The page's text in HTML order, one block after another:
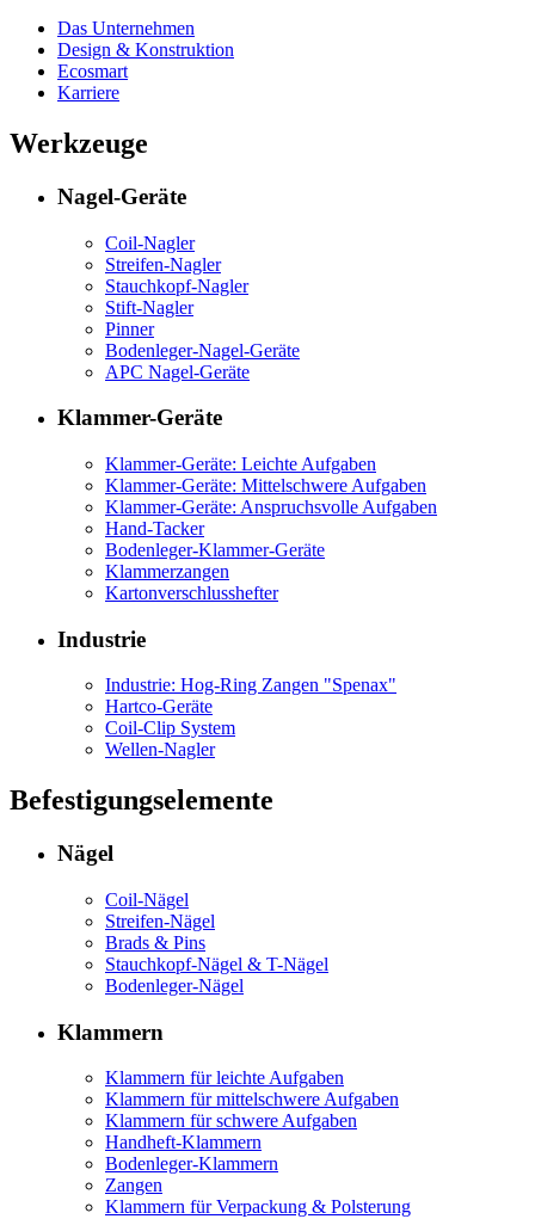
Das Unternehmen
Design & Konstruktion
Ecosmart
Karriere
Werkzeuge
Nagel-Geräte
Coil-Nagler
Streifen-Nagler
Stauchkopf-Nagler
Stift-Nagler
Pinner
Bodenleger-Nagel-Geräte
APC Nagel-Geräte
Klammer-Geräte
Klammer-Geräte: Leichte Aufgaben
Klammer-Geräte: Mittelschwere Aufgaben
Klammer-Geräte: Anspruchsvolle Aufgaben
Hand-Tacker
Bodenleger-Klammer-Geräte
Klammerzangen
Kartonverschlusshefter
Industrie
Industrie: Hog-Ring Zangen "Spenax"
Hartco-Geräte
Coil-Clip System
Wellen-Nagler
Befestigungselemente
Nägel
Coil-Nägel
Streifen-Nägel
Brads & Pins
Stauchkopf-Nägel & T-Nägel
Bodenleger-Nägel
Klammern
Klammern für leichte Aufgaben
Klammern für mittelschwere Aufgaben
Klammern für schwere Aufgaben
Handheft-Klammern
Bodenleger-Klammern
Zangen
Klammern für Verpackung & Polsterung